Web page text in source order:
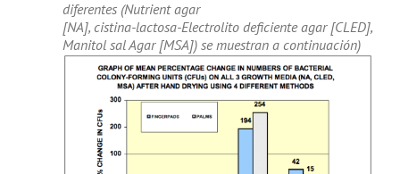
diferentes (Nutrient agar
[NA], cistina-lactosa-Electrolito deficiente agar [CLED],
Manitol sal Agar [MSA]) se muestran a continuación)